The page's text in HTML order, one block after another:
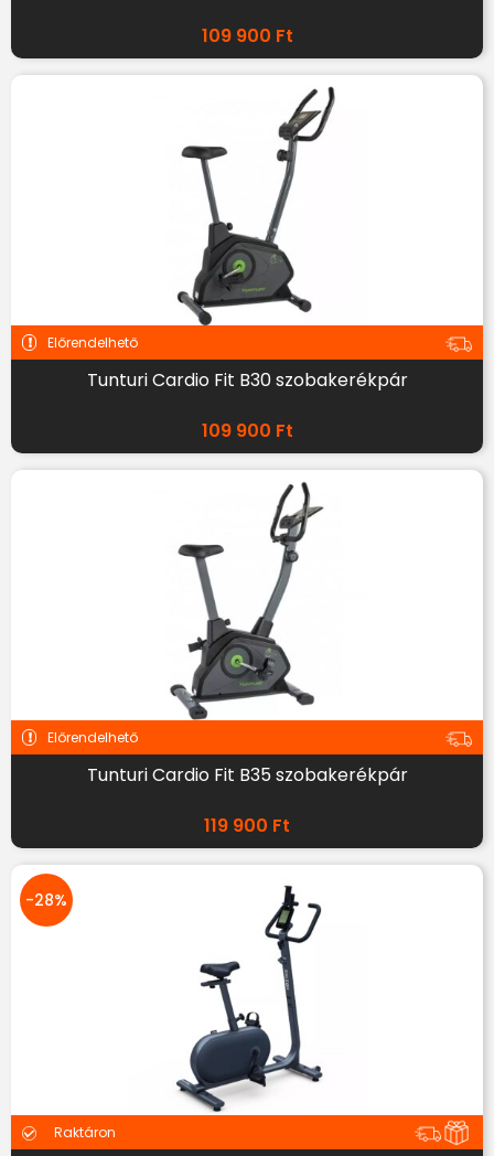
109 900 Ft
Előrendelhető
Tunturi Cardio Fit B30 szobakerékpár
109 900 Ft
Előrendelhető
Tunturi Cardio Fit B35 szobakerékpár
119 900 Ft
-28%
Raktáron